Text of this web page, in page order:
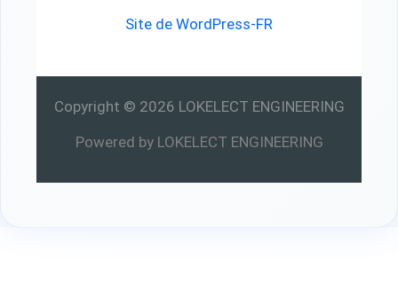
Site de WordPress-FR
Copyright © 2026 LOKELECT ENGINEERING
Powered by LOKELECT ENGINEERING